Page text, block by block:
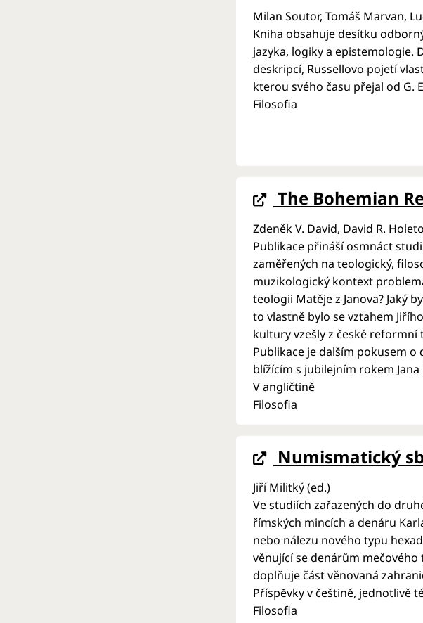
Milan Soutor, Tomáš Marvan,
Kniha obsahuje desítku
jazyka, logiky a epistemologie.
deskripcí, Russellovo pojetí
kterou svého času přejal od G.
Filosofia
The Bohemian
Zdeněk V. David, David R.
Publikace přináší osmnáct
zaměřených na teologický,
muzikologický kontext
teologii Matěje z Janova? Jaký
to vlastně bylo se vztahem
kultury vzešly z české reformní
Publikace je dalším pokusem
blížícím s jubilejním rokem Jana
V angličtině
Filosofia
Numismatický
Jiří Militký (ed.)
Ve studiích zařazených do
římských mincích a denáru
nebo nálezu nového typu
věnující se denárům
doplňuje část věnovaná
Příspěvky v češtině, jednotlivě
Filosofia